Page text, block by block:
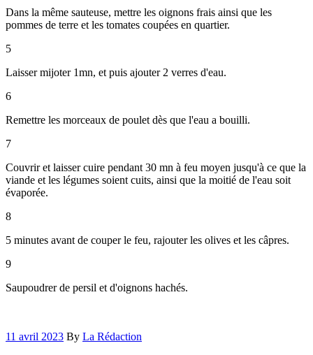
Dans la même sauteuse, mettre les oignons frais ainsi que les
pommes de terre et les tomates coupées en quartier.
5
Laisser mijoter 1mn, et puis ajouter 2 verres d'eau.
6
Remettre les morceaux de poulet dès que l'eau a bouilli.
7
Couvrir et laisser cuire pendant 30 mn à feu moyen jusqu'à ce que la
viande et les légumes soient cuits, ainsi que la moitié de l'eau soit
évaporée.
8
5 minutes avant de couper le feu, rajouter les olives et les câpres.
9
Saupoudrer de persil et d'oignons hachés.
11 avril 2023 By La Rédaction